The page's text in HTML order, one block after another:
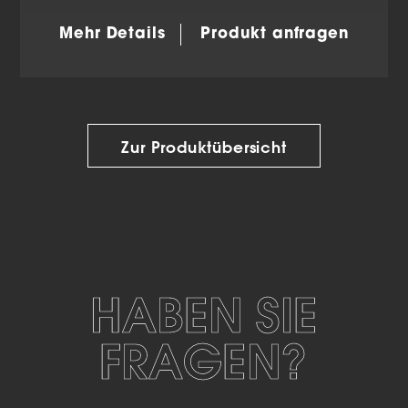
Mehr Details Produkt anfragen
Zur Produktübersicht
HABEN SIE
FRAGEN?